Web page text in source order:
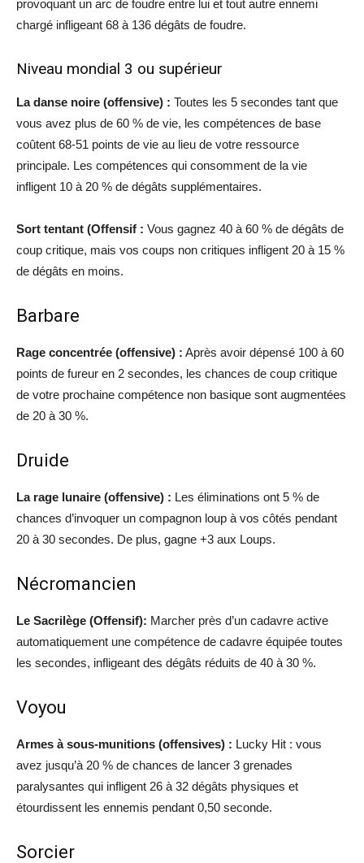
provoquant un arc de foudre entre lui et tout autre ennemi
chargé infligeant 68 à 136 dégâts de foudre.
Niveau mondial 3 ou supérieur
La danse noire (offensive) : Toutes les 5 secondes tant que
vous avez plus de 60 % de vie, les compétences de base
coûtent 68-51 points de vie au lieu de votre ressource
principale. Les compétences qui consomment de la vie
infligent 10 à 20 % de dégâts supplémentaires.
Sort tentant (Offensif : Vous gagnez 40 à 60 % de dégâts de
coup critique, mais vos coups non critiques infligent 20 à 15 %
de dégâts en moins.
Barbare
Rage concentrée (offensive) : Après avoir dépensé 100 à 60
points de fureur en 2 secondes, les chances de coup critique
de votre prochaine compétence non basique sont augmentées
de 20 à 30 %.
Druide
La rage lunaire (offensive) : Les éliminations ont 5 % de
chances d’invoquer un compagnon loup à vos côtés pendant
20 à 30 secondes. De plus, gagne +3 aux Loups.
Nécromancien
Le Sacrilège (Offensif): Marcher près d’un cadavre active
automatiquement une compétence de cadavre équipée toutes
les secondes, infligeant des dégâts réduits de 40 à 30 %.
Voyou
Armes à sous-munitions (offensives) : Lucky Hit : vous
avez jusqu’à 20 % de chances de lancer 3 grenades
paralysantes qui infligent 26 à 32 dégâts physiques et
étourdissent les ennemis pendant 0,50 seconde.
Sorcier